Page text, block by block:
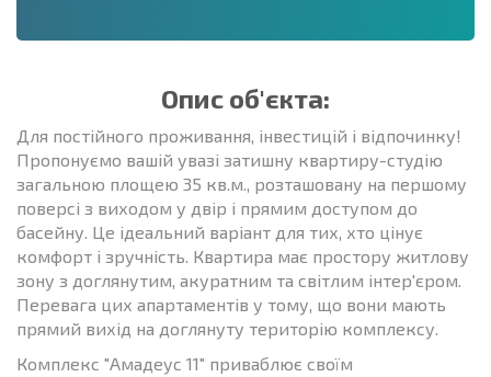
Опис об'єкта:
Для постійного проживання, інвестицій і відпочинку!
Пропонуємо вашій увазі затишну квартиру-студію
загальною площею 35 кв.м., розташовану на першому
поверсі з виходом у двір і прямим доступом до
басейну. Це ідеальний варіант для тих, хто цінує
комфорт і зручність. Квартира має простору житлову
зону з доглянутим, акуратним та світлим інтер'єром.
Перевага цих апартаментів у тому, що вони мають
прямий вихід на доглянуту територію комплексу.
Комплекс "Амадеус 11" приваблює своїм